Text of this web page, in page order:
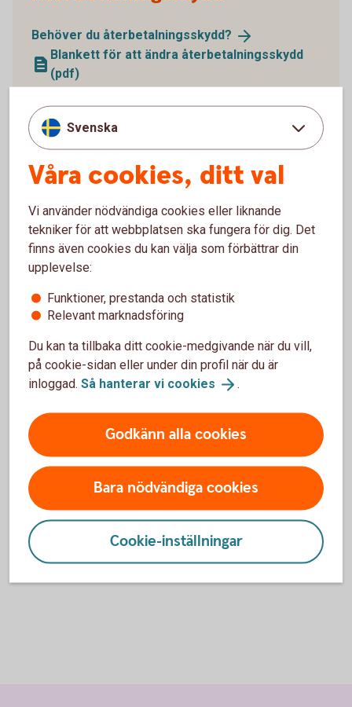
Behöver du återbetalningsskydd?
Blankett för att ändra återbetalningsskydd
(pdf)
1338652109
Ansök
Blankett för utbetalning (pdf)
godkänna cookies för Funktioner, prestanda
Inställningar för cookies
Svenska
Våra cookies, ditt val
Vi använder nödvändiga cookies eller liknande
tekniker för att webbplatsen ska fungera för dig. Det
finns även cookies du kan välja som förbättrar din
upplevelse:
Funktioner, prestanda och statistik
Relevant marknadsföring
Du kan ta tillbaka ditt cookie-medgivande när du vill,
på cookie-sidan eller under din profil när du är
inloggad. Så hanterar vi cookies .
Godkänn alla cookies
Bara nödvändiga cookies
Cookie-inställningar